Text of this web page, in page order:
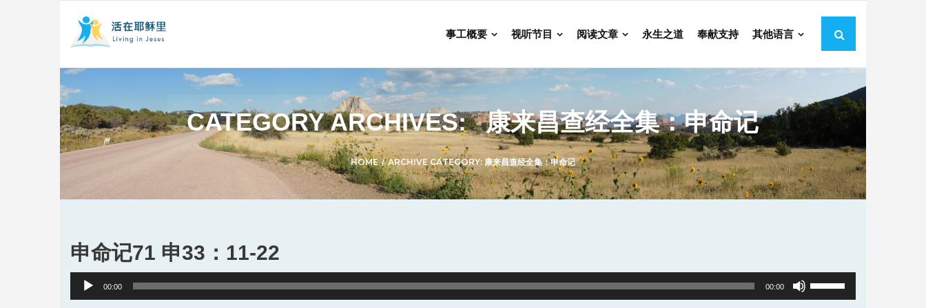
事工概要 视听节目 阅读文章 永生之道 奉献支持 其他语言
CATEGORY ARCHIVES: 康来昌查经全集：申命记
HOME/ARCHIVE CATEGORY:康来昌查经全集：申命记
申命记71 申33：11-22
Audio
Player
00:00 00:00
Use
Up/Down